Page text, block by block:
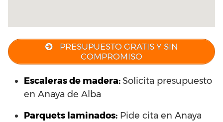
PRESUPUESTO GRATIS Y SIN
COMPROMISO
Escaleras de madera:Solicita presupuesto
en Anaya de Alba
Parquets laminados: Pide cita en Anaya